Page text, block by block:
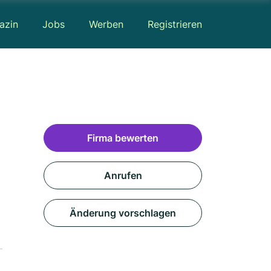
Jobs Werben Registrieren
Firma bewerten
Anrufen
Änderung vorschlagen